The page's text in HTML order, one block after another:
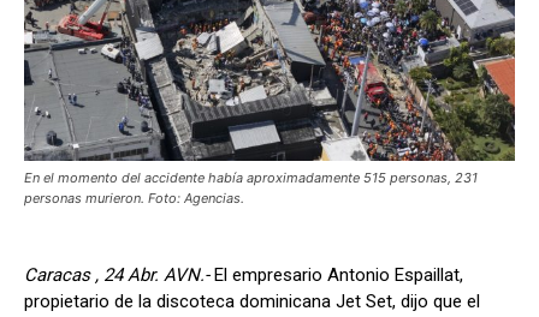
En el momento del accidente había aproximadamente 515 personas, 231
personas murieron. Foto: Agencias.
Caracas , 24 Abr. AVN.- El empresario Antonio Espaillat,
propietario de la discoteca dominicana Jet Set, dijo que el